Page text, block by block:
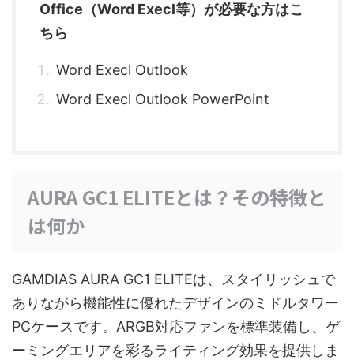
Office（Word Execl等）が必要な方はこ
ちら
Word Execl Outlook
Word Execl Outlook PowerPoint
AURA GC1 ELITEとは？その特徴と
は何か
GAMDIAS AURA GC1 ELITEは、スタイリッシュで
ありながら機能性に優れたデザインのミドルタワー
PCケースです。ARGB対応ファンを標準装備し、ゲ
ーミングエリアを彩るライティング効果を提供しま